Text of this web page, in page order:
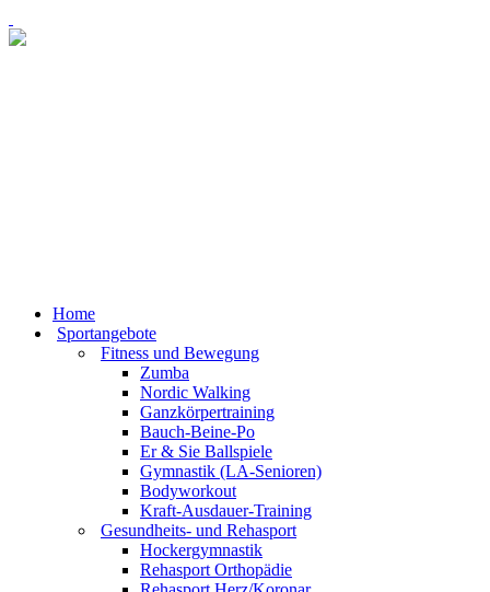
Home
Sportangebote
Fitness und Bewegung
Zumba
Nordic Walking
Ganzkörpertraining
Bauch-Beine-Po
Er & Sie Ballspiele
Gymnastik (LA-Senioren)
Bodyworkout
Kraft-Ausdauer-Training
Gesundheits- und Rehasport
Hockergymnastik
Rehasport Orthopädie